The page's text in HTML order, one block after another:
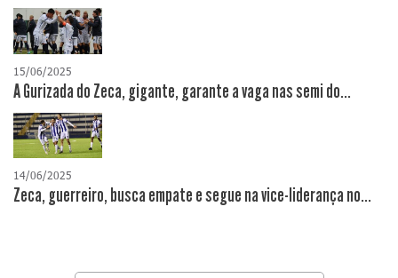
15/06/2025
A Gurizada do Zeca, gigante, garante a vaga nas semi do...
14/06/2025
Zeca, guerreiro, busca empate e segue na vice-liderança no...